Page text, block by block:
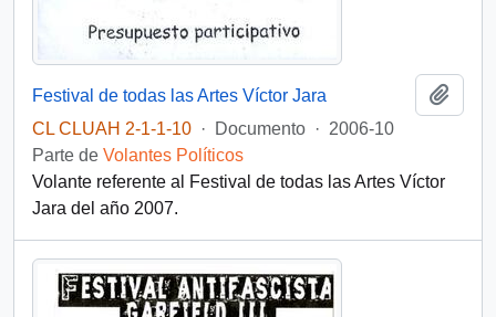
Festival de todas las Artes Víctor Jara
CL CLUAH 2-1-1-10 · Documento · 2006-10
Parte de Volantes Políticos
Volante referente al Festival de todas las Artes Víctor
Jara del año 2007.